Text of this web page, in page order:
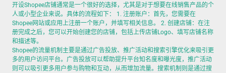
开设Shopee店铺通常是一个很好的选择，尤其是对于想要在线销售产品的个
人或小型企业来说。具体的流程如下： 1. 注册账户：首先，您需要在
Shopee网站或应用上注册一个账户，并填写相关信息。 2. 创建店铺：在注
册完成之后，您可以开始创建您的店铺，包括上传店铺Logo、填写店铺名称
和描述等。
Shopee的流量机制主要是通过广告投放、推广活动和搜索引擎优化来吸引更
多的用户访问平台。广告投放可以帮助提升平台知名度和曝光度，推广活动
则可以吸引更多用户参与购物和互动，从而增加流量。搜索机制则是通过搜